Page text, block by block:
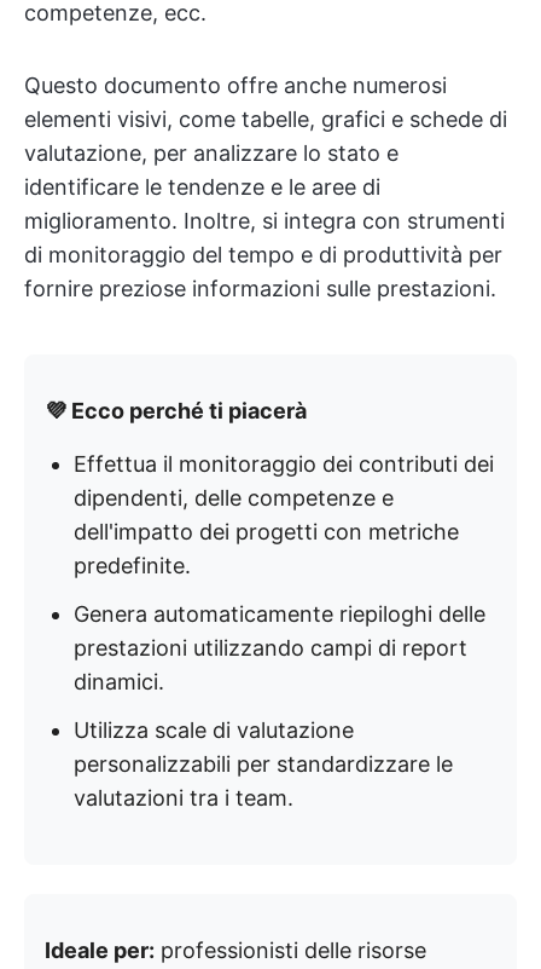
competenze, ecc.
Questo documento offre anche numerosi
elementi visivi, come tabelle, grafici e schede di
valutazione, per analizzare lo stato e
identificare le tendenze e le aree di
miglioramento. Inoltre, si integra con strumenti
di monitoraggio del tempo e di produttività per
fornire preziose informazioni sulle prestazioni.
💜 Ecco perché ti piacerà
Effettua il monitoraggio dei contributi dei
dipendenti, delle competenze e
dell'impatto dei progetti con metriche
predefinite.
Genera automaticamente riepiloghi delle
prestazioni utilizzando campi di report
dinamici.
Utilizza scale di valutazione
personalizzabili per standardizzare le
valutazioni tra i team.
Ideale per: professionisti delle risorse